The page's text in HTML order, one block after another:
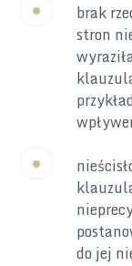
brak
stron
do jej